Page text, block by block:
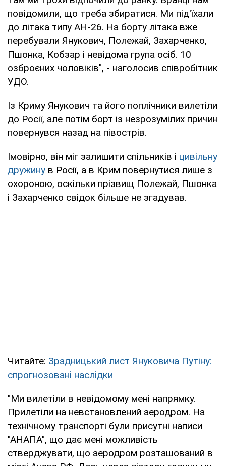
повідомили, що треба збиратися. Ми під'їхали
до літака типу АН-26. На борту літака вже
перебували Янукович, Полежай, Захарченко,
Пшонка, Кобзар і невідома група осіб. 10
озброєних чоловіків", - наголосив співробітник
УДО.
Із Криму Янукович та його поплічники вилетіли
до Росії, але потім борт із незрозумілих причин
повернувся назад на півострів.
Імовірно, він міг залишити спільників і цивільну
дружину в Росії, а в Крим повернутися лише з
охороною, оскільки прізвищ Полежай, Пшонка
і Захарченко свідок більше не згадував.
Читайте: Зрадницький лист Януковича Путіну:
спрогнозовані наслідки
"Ми вилетіли в невідомому мені напрямку.
Прилетіли на невстановлений аеродром. На
технічному транспорті були присутні написи
"АНАПА", що дає мені можливість
стверджувати, що аеродром розташований в